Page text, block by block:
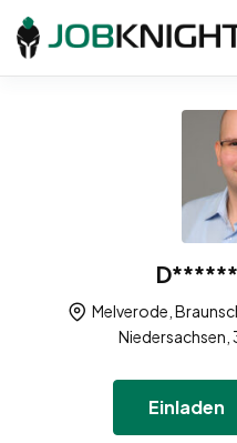
Melverode,
Niedersachsen,
Einladen